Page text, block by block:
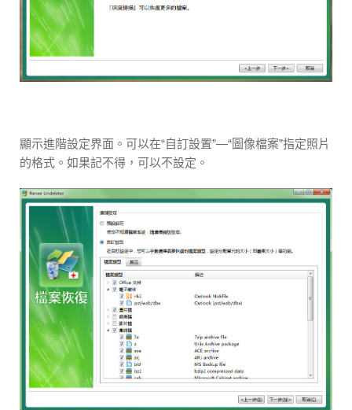
顯示進階設定界面。可以在“自訂設置”—“圖像檔案”指定照片
的格式。如果記不得，可以不設定。